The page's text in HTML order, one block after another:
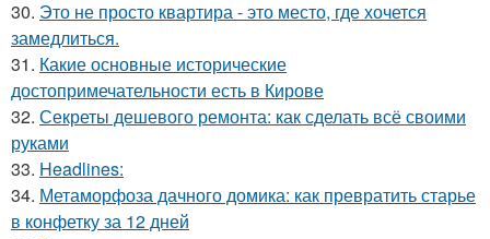
30. Это не просто квартира - это место, где хочется
замедлиться.
31. Какие основные исторические
достопримечательности есть в Кирове
32. Секреты дешевого ремонта: как сделать всё своими
руками
33. Headlines:
34. Метаморфоза дачного домика: как превратить старье
в конфетку за 12 дней